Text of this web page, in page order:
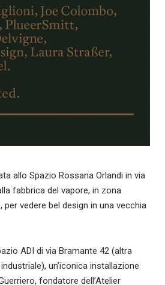
allo Spazio Rossana Orlandi in via
fabbrica del vapore, in zona
per vedere bel design in una vecchia
ADI di via Bramante 42 (altra
un’iconica installazione
fondatore dell’Atelier